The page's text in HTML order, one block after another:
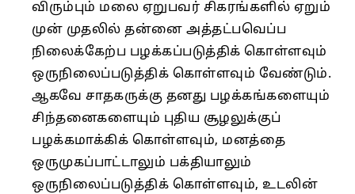
விரும்பும் மலை ஏறுபவர் சிகரங்களில் ஏறும்
முன் முதலில் தன்னை அத்தட்பவெப்ப
நிலைக்கேற்ப பழக்கப்படுத்திக் கொள்ளவும்
ஒருநிலைப்படுத்திக் கொள்ளவும் வேண்டும்.
ஆகவே சாதகருக்கு தனது பழக்கங்களையும்
சிந்தனைகளையும் புதிய சூழலுக்குப்
பழக்கமாக்கிக் கொள்ளவும், மனத்தை
ஒருமுகப்பாட்டாலும் பக்தியாலும்
ஒருநிலைப்படுத்திக் கொள்ளவும், உடலின்